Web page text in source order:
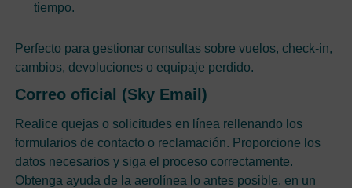
tiempo.
Perfecto para gestionar consultas sobre vuelos, check-in,
cambios, devoluciones o equipaje perdido.
Correo oficial (Sky Email)
Realice quejas o solicitudes en línea rellenando los
formularios de contacto o reclamación. Proporcione los
datos necesarios y siga el proceso correctamente.
Obtenga ayuda de la aerolínea lo antes posible, en un